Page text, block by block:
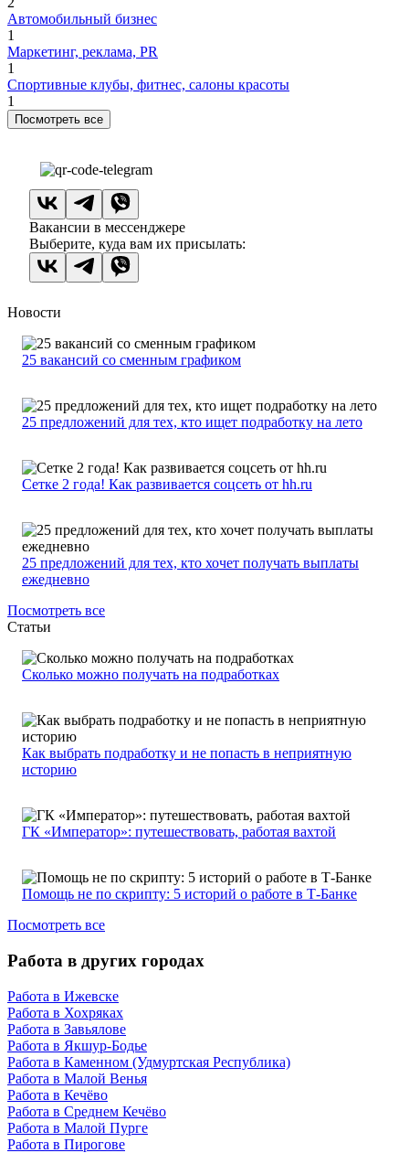
Автомобильный бизнес
1
Маркетинг, реклама, PR
1
Спортивные клубы, фитнес, салоны красоты
1
Посмотреть все
Вакансии в мессенджере
Выберите, куда вам их присылать:
Новости
25 вакансий со сменным графиком
25 предложений для тех, кто ищет подработку на лето
Сетке 2 года! Как развивается соцсеть от hh.ru
25 предложений для тех, кто хочет получать выплаты
ежедневно
Посмотреть все
Статьи
Сколько можно получать на подработках
Как выбрать подработку и не попасть в неприятную
историю
ГК «Император»: путешествовать, работая вахтой
Помощь не по скрипту: 5 историй о работе в Т-Банке
Посмотреть все
Работа в других городах
Работа в Ижевске
Работа в Хохряках
Работа в Завьялове
Работа в Якшур-Бодье
Работа в Каменном (Удмуртская Республика)
Работа в Малой Венья
Работа в Кечёво
Работа в Среднем Кечёво
Работа в Малой Пурге
Работа в Пирогове